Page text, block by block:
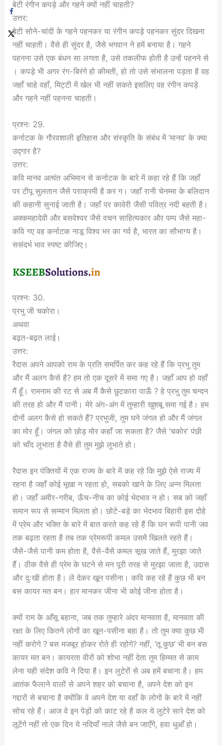
बेटी रंगीन कपड़े और गहने क्यों नहीं चाहती?
उत्तर:
बेटी सोने-चांदी के गहने पहनकर या रंगीन कपड़े पहनकर सुंदर दिखना
नहीं चाहती। वैसे ही सुंदर है, जैसे भगवान ने हमें बनाया है। गहने
पहनना उसे एक बंधन सा लगता है, उसे तकलीफ होती है उन्हें पहनने से
। कपड़े भी अगर रंग-बिरंगे हो कीमती, हो तो उसे संभालना पड़ता है वह
जहाँ चाहे वहाँ, मिट्टी में खेल भी नहीं सकते इसलिए वह रंगीन कपड़े
और गहने नहीं पहनना चाहती।
प्रश्नः 29.
कर्नाटक के गौरवशाली इतिहास और संस्कृति के संबंध में ‘मानव’ के क्या
उद्गार है?
उत्तर:
कवि मानव अत्यंत अभिमान से कर्नाटक के बारे में कहा रहे हैं कि जहाँ
पर टीपू सुलतान जैसे पराक्रमी है कर ग। जहाँ रानी चेनम्मा के बलिदान
की कहानी सुनाई जाती है। जहाँ पर कावेरी जैसी पवित्र नदी बहती है।
अक्कमहादेवी और बसवेश्वर जैसे वचन साहित्यकार और पम्प जैसे महा-
कवि गए वह कर्नाटक नाडू विश्व भर का गर्व है, भारत का सौभाग्य है।
ससंदर्भ भाव स्पष्ट कीजिए।
प्रश्नः 30.
प्रभु जी चकोरा।
अथवा
बढ़त-बढ़त लाई।
उत्तर:
रैदास अपने आपको राम के प्रति समर्पित कर कह रहे हैं कि प्रभु तुम
और मैं अलग कैसे है? हम तो एक दूसरे में समा गए है। जहाँ आप हो वहाँ
मैं हूँ। रामनाम की रट से अब मैं कैसे छुटकारा पाऊँ ? हे प्रभु तुम चन्दन
की तरह हो और मैं पानी। मेरे अंग-अंग में तुम्हारी खुशबू समा गई है। हम
दोनों अलग कैसे हो सकते हैं? प्रभुजी, तुम घने जंगल हो और मैं जंगल
का मोर हूँ। जंगल को छोड़ मोर कहाँ जा सकता है? जैसे ‘चकोर’ पंछी
को चाँद लुभाता है वैसे ही तुम मुझे लुभाते हो।
रैदास इन पंक्तियों में एक राज्य के बारे में कह रहे कि मुझे ऐसे राज्य में
रहना है जहाँ कोई भूखा न रहता हो, सबको खाने के लिए अन्न मिलता
हो। जहाँ अमीर-गरीब, ऊँच-नीच का कोई भेदभाव न हो। सब को जहाँ
समान रूप से सम्मान मिलता हो। छोटे-बड़े का भेदभाव बिहारी इस दोहे
में प्रेम और भक्ति के बारे में बात करते कह रहे हैं कि घन रूपी पानी जव
तक बढ़ता रहता है तब तक प्रेमरूपी कमल उसमें खिलते रहते हैं।
जैसे-जैसे पानी कम होता है, वैसे-वैसे कमल सूख जाते हैं, मुरझा जाते
हैं। ठीक वैसे ही प्रेम के घटने से मन पूरी तरह से मुरझा जाता है, उदास
और दुःखी होता है। ले देकर खून पसीना। कवि कह रहे हैं कुछ भी बन
बस कायर मत बन। हार मानकर जीना भी कोई जीना होता है।
क्यों राम के आँसू बहाना, जब तक तुम्हारे अंदर मानवता है, मानवता की
रक्षा के लिए कितने लोगों का खून-पसीना बहा है। तो तुम क्या कुछ भी
नहीं करोगे ? बस मजबूर होकर रोते ही रहोगे? नहीं, ‘तू कुछ’ भी बन बस
कायर मत बन। कायरता वीरों को शोभा नहीं देता तुम हिम्मत से काम
लेना यही संदेश कवि ने दिया है। इन लुटेरों से अब हमें बचाना है। हम
आतंक फैलाने वालों से अपने शहर को बचाना है, अपने देश को इन
गद्दारों से बचाना है क्योंकि वे अपने देश या वहाँ के लोगों के बारे में नहीं
सोच रहे हैं। आज वे इन पेड़ों को काट रहे है कल ये लुटेरे सारे देश को
लूटेंगे नहीं तो एक दिन ये नदियाँ नाले जैसे बन जाएँगे, हवा धुआँ हो।